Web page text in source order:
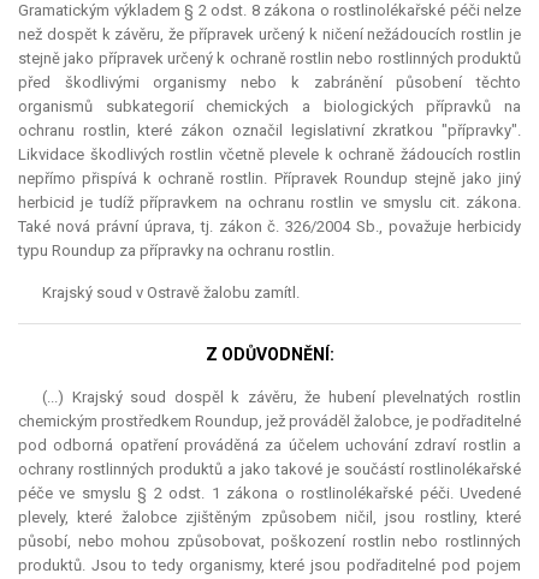
Gramatickým výkladem § 2 odst. 8 zákona o rostlinolékařské péči nelze
než dospět k závěru, že přípravek určený k ničení nežádoucích rostlin je
stejně jako přípravek určený k ochraně rostlin nebo rostlinných produktů
před škodlivými organismy nebo k zabránění působení těchto
organismů subkategorií chemických a biologických přípravků na
ochranu rostlin, které zákon označil legislativní zkratkou "přípravky".
Likvidace škodlivých rostlin včetně plevele k ochraně žádoucích rostlin
nepřímo přispívá k ochraně rostlin. Přípravek Roundup stejně jako jiný
herbicid je tudíž přípravkem na ochranu rostlin ve smyslu cit. zákona.
Také nová právní úprava, tj. zákon č. 326/2004 Sb., považuje herbicidy
typu Roundup za přípravky na ochranu rostlin.
Krajský soud v Ostravě žalobu zamítl.
Z ODŮVODNĚNÍ:
(...) Krajský soud dospěl k závěru, že hubení plevelnatých rostlin
chemickým prostředkem Roundup, jež prováděl žalobce, je podřaditelné
pod odborná opatření prováděná za účelem uchování zdraví rostlin a
ochrany rostlinných produktů a jako takové je součástí rostlinolékařské
péče ve smyslu § 2 odst. 1 zákona o rostlinolékařské péči. Uvedené
plevely, které žalobce zjištěným způsobem ničil, jsou rostliny, které
působí, nebo mohou způsobovat, poškození rostlin nebo rostlinných
produktů. Jsou to tedy organismy, které jsou podřaditelné pod pojem